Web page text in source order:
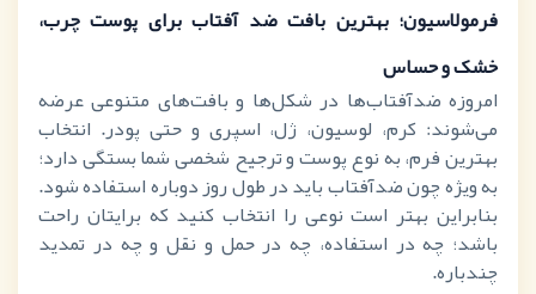
فرمولاسیون؛ بهترین بافت ضد آفتاب برای پوست چرب،
خشک و حساس
امروزه ضدآفتاب‌ها در شکل‌ها و بافت‌های متنوعی عرضه
می‌شوند: کرم، لوسیون، ژل، اسپری و حتی پودر. انتخاب
بهترین فرم، به نوع پوست و ترجیح شخصی شما بستگی دارد؛
به ویژه چون ضدآفتاب باید در طول روز دوباره استفاده شود.
بنابراین بهتر است نوعی را انتخاب کنید که برایتان راحت
باشد؛ چه در استفاده، چه در حمل ‌و نقل و چه در تمدید
چندباره.